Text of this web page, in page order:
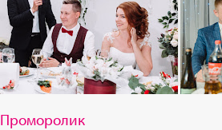
Проморолик